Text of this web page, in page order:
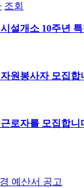
조회
설개소 10주년
원봉사자 모집합
로자를 모집합니
예산서 공고